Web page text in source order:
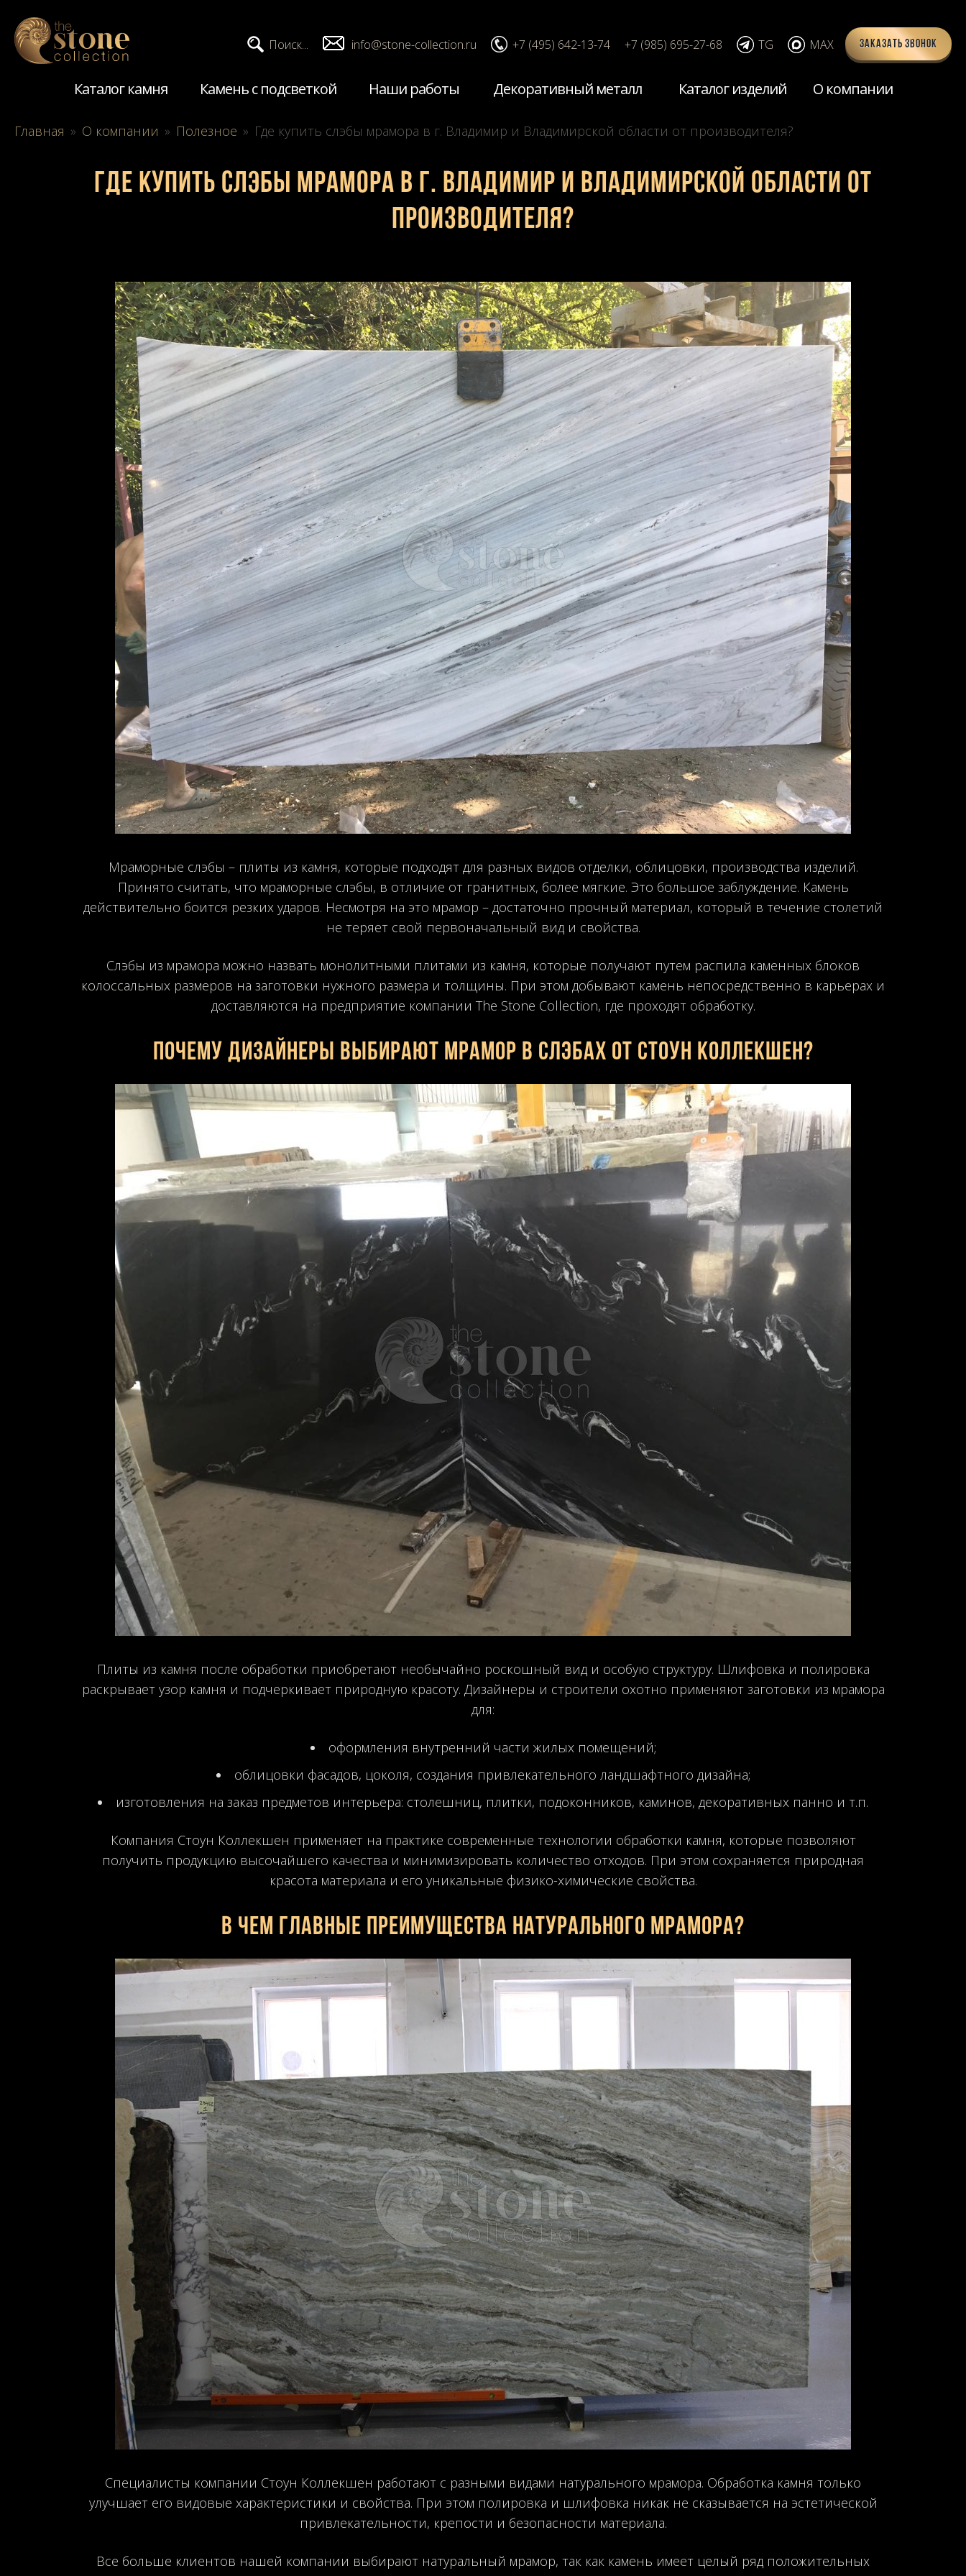
Заказать звонок
Поиск... info@stone-collection.ru +7 (495) 642-13-74 +7 (985) 695-27-68 TG MAX
Каталог камня Камень с подсветкой Наши работы Декоративный металл Каталог изделий О компании
Главная » О компании » Полезное » Где купить слэбы мрамора в г. Владимир и Владимирской области от производителя?
Где купить слэбы мрамора в г. Владимир и Владимирской области от
производителя?
Мраморные слэбы – плиты из камня, которые подходят для разных видов отделки, облицовки, производства изделий.
Принято считать, что мраморные слэбы, в отличие от гранитных, более мягкие. Это большое заблуждение. Камень
действительно боится резких ударов. Несмотря на это мрамор – достаточно прочный материал, который в течение столетий
не теряет свой первоначальный вид и свойства.
Слэбы из мрамора можно назвать монолитными плитами из камня, которые получают путем распила каменных блоков
колоссальных размеров на заготовки нужного размера и толщины. При этом добывают камень непосредственно в карьерах и
доставляются на предприятие компании The Stone Collection, где проходят обработку.
Почему дизайнеры выбирают мрамор в слэбах от Стоун Коллекшен?
Плиты из камня после обработки приобретают необычайно роскошный вид и особую структуру. Шлифовка и полировка
раскрывает узор камня и подчеркивает природную красоту. Дизайнеры и строители охотно применяют заготовки из мрамора
для:
оформления внутренний части жилых помещений;
облицовки фасадов, цоколя, создания привлекательного ландшафтного дизайна;
изготовления на заказ предметов интерьера: столешниц, плитки, подоконников, каминов, декоративных панно и т.п.
Компания Стоун Коллекшен применяет на практике современные технологии обработки камня, которые позволяют
получить продукцию высочайшего качества и минимизировать количество отходов. При этом сохраняется природная
красота материала и его уникальные физико-химические свойства.
В чем главные преимущества натурального мрамора?
Специалисты компании Стоун Коллекшен работают с разными видами натурального мрамора. Обработка камня только
улучшает его видовые характеристики и свойства. При этом полировка и шлифовка никак не сказывается на эстетической
привлекательности, крепости и безопасности материала.
Все больше клиентов нашей компании выбирают натуральный мрамор, так как камень имеет целый ряд положительных